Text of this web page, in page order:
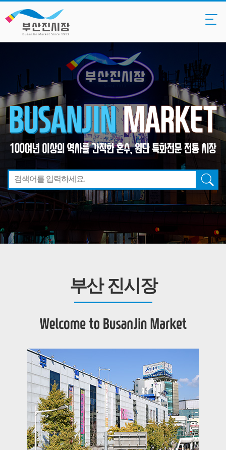
부산 진시장